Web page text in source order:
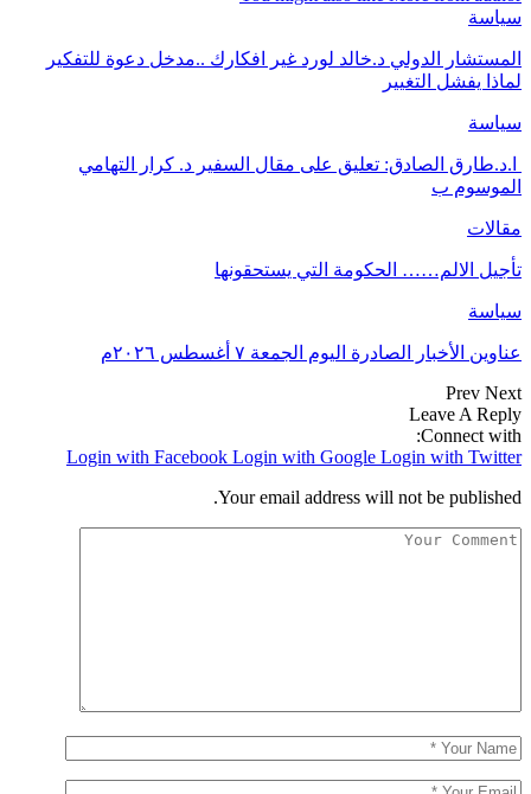
سياسة
المستشار الدولي د.خالد لورد غير افكارك ..مدخل دعوة للتفكير
لماذا يفشل التغيير
سياسة
ا.د.طارق الصادق: تعليق على مقال السفير د. كرار التهامي
الموسوم ب
مقالات
تأجيل الالم…… الحكومة التي يستحقونها
سياسة
عناوين الأخبار الصادرة اليوم الجمعة ٧ أغسطس ٢٠٢٦م
Prev Next
Leave A Reply
Connect with:
Login with Facebook Login with Google Login with Twitter
Your email address will not be published.